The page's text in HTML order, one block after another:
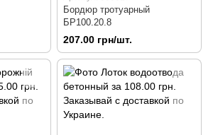
Бордюр тротуарный
БР100.20.8
207.00 грн/шт.